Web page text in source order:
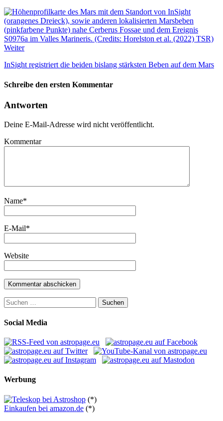
Weiter
InSight registriert die beiden bislang stärksten Beben auf dem Mars
Schreibe den ersten Kommentar
Antworten
Deine E-Mail-Adresse wird nicht veröffentlicht.
Kommentar
Name*
E-Mail*
Website
Suchen
nach:
Social Media
Werbung
(*)
Einkaufen bei amazon.de (*)